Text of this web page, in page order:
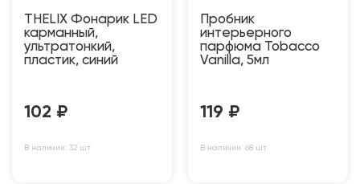
THELIX Фонарик LED
карманный,
ультратонкий,
пластик, синий
102 ₽
В наличии: 32 шт
Пробник
интерьерного
парфюма Tobacco
Vanilla, 5мл
119 ₽
В наличии: 68 шт